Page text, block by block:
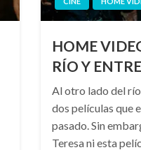
HOME
RÍO Y
Al otro lado del río
dos películas que
pasado. Sin
Teresa ni esta